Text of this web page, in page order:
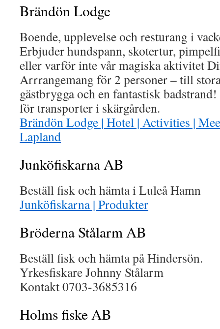
Brändön Lodge
Boende, upplevelse och resturang i
Erbjuder hundspann, skotertur,
eller varför inte vår magiska aktivitet
Arrrangemang för 2 personer – till
gästbrygga och en fantastisk
för transporter i skärgården.
Brändön Lodge | Hotel | Activities |
Lapland
Junköfiskarna AB
Beställ fisk och hämta i Luleå Hamn
Junköfiskarna | Produkter
Bröderna Stålarm AB
Beställ fisk och hämta på Hindersön.
Yrkesfiskare Johnny Stålarm
Kontakt 0703-3685316
Holms fiske AB